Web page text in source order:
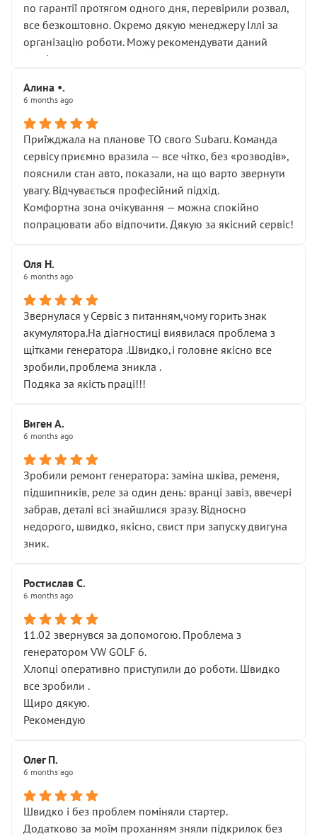
по гарантії протягом одного дня, перевірили розвал,
все безкоштовно. Окремо дякую менеджеру Іллі за
організацію роботи. Можу рекомендувати даний
сервіс.
Алина •.
6 months ago
Приїжджала на планове ТО свого Subaru. Команда
сервісу приємно вразила — все чітко, без «розводів»,
пояснили стан авто, показали, на що варто звернути
увагу. Відчувається професійний підхід.
Комфортна зона очікування — можна спокійно
попрацювати або відпочити. Дякую за якісний сервіс!
Оля Н.
6 months ago
Звернулася у Сервіс з питанням,чому горить знак
акумулятора.На діагностиці виявилася проблема з
щітками генератора .Швидко,і головне якісно все
зробили,проблема зникла .
Подяка за якість праці!!!
Виген А.
6 months ago
Зробили ремонт генератора: заміна шківа, ременя,
підшипників, реле за один день: вранці завіз, ввечері
забрав, деталі всі знайшлися зразу. Відносно
недорого, швидко, якісно, свист при запуску двигуна
зник.
Ростислав С.
6 months ago
11.02 звернувся за допомогою. Проблема з
генератором VW GOLF 6.
Хлопці оперативно приступили до роботи. Швидко
все зробили .
Щиро дякую.
Рекомендую
Олег П.
6 months ago
Швидко і без проблем поміняли стартер.
Додатково за моїм проханням зняли підкрилок без